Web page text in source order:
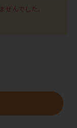
んでした。